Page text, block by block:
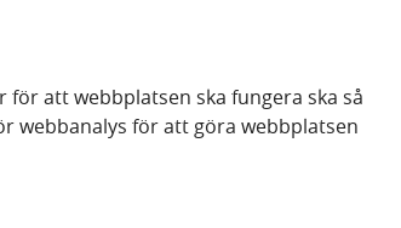
för att webbplatsen ska fungera ska så
webbanalys för att göra webbplatsen